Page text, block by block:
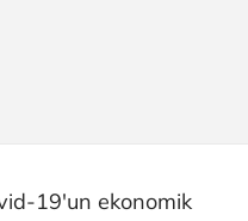
19'un ekonomik